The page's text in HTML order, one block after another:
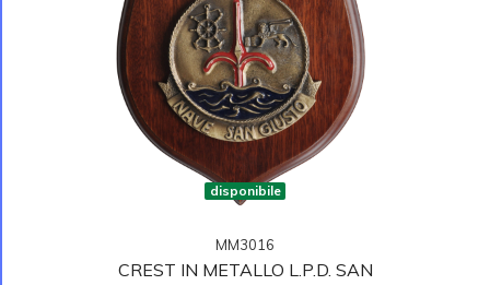
disponibile
MM3016
CREST IN METALLO L.P.D. SAN